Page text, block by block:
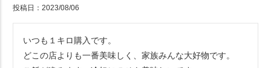
投稿日 2023/08/06
いつも１キロ購入です。
どこの店よりも一番美味しく、家族みんな大好物です。